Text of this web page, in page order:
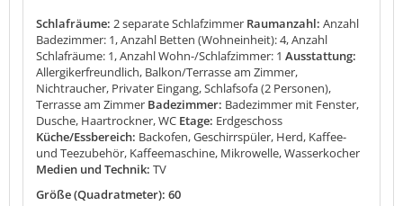
Schlafräume: 2 separate Schlafzimmer Raumanzahl: Anzahl
Badezimmer: 1, Anzahl Betten (Wohneinheit): 4, Anzahl
Schlafräume: 1, Anzahl Wohn-/Schlafzimmer: 1 Ausstattung:
Allergikerfreundlich, Balkon/Terrasse am Zimmer,
Nichtraucher, Privater Eingang, Schlafsofa (2 Personen),
Terrasse am Zimmer Badezimmer: Badezimmer mit Fenster,
Dusche, Haartrockner, WC Etage: Erdgeschoss
Küche/Essbereich: Backofen, Geschirrspüler, Herd, Kaffee-
und Teezubehör, Kaffeemaschine, Mikrowelle, Wasserkocher
Medien und Technik: TV
Größe (Quadratmeter): 60